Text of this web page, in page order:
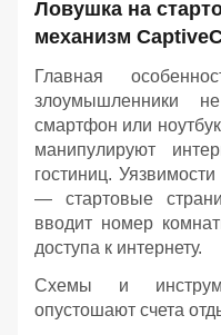
Ловушка на
механизм
Главная
злоумышленники
смартфон или
манипулируют
гостиниц.
— стартовые
вводит номер
доступа к интернету.
Схемы и
опустошают счета